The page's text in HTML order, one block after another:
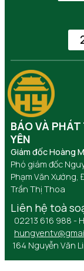
BÁO VÀ
YÊN
Giám đốc Hoàng
Phó giám đốc
Phạm Văn Xướng,
Trần Thị Thoa
Liên hệ toà
02213 616 988 -
164 Nguyễn Văn